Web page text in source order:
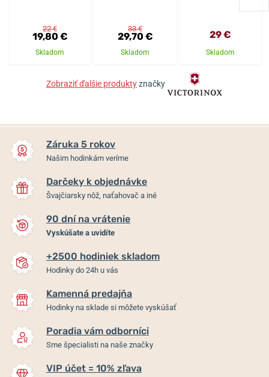
22 €
19,80 €
Skladom
33 €
29,70 €
Skladom
29 €
Skladom
Zobraziť ďalšie produktyznačky
Záruka 5 rokov
Našim hodinkám veríme
Darčeky k objednávke
Švajčiarsky nôž, naťahovač a iné
90 dní na vrátenie
Vyskúšate a uvidíte
+2500 hodiniek skladom
Hodinky do 24h u vás
Kamenná predajňa
Hodinky na sklade si môžete vyskúšať
Poradia vám odborníci
Sme špecialisti na naše značky
VIP účet = 10% zľava